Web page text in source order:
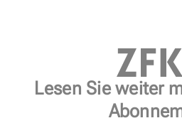
Lesen Sie weiter